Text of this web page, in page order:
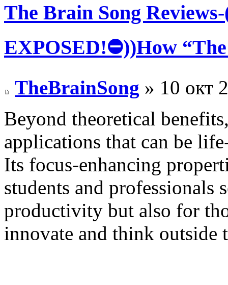
The Brain Song
EXPOSED!⛔))How
TheBrainSong » 10 окт
Beyond theoretical
applications that can be
Its focus-enhancing
students and professionals
productivity but also for
innovate and think outside